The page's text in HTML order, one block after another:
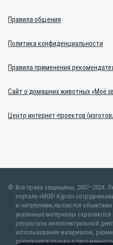
Правила общения
Политика конфиденциальности
Правила применения
Сайт о домашних животных «Моё
Центр интернет-проектов
Все права защищены, 2007–2024.
портале «МОЁ! Курск»
и читателями,являются
указанные материалы
результаты интеллектуальной
использование материалов,
допускается только с